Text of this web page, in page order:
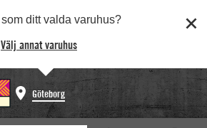
som ditt valda varuhus?
Välj annat varuhus
Göteborg